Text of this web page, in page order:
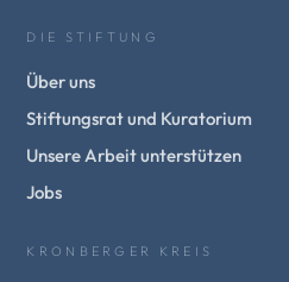
DIE STIFTUNG
Über uns
Stiftungsrat und Kuratorium
Unsere Arbeit unterstützen
Jobs
KRONBERGER KREIS